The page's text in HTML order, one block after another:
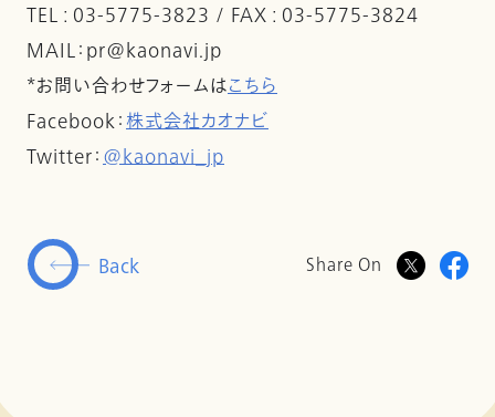
TEL : 03-5775-3823 / FAX : 03-5775-3824
MAIL：pr@kaonavi.jp
*お問い合わせフォームはこちら
Facebook： 株式会社カオナビ
Twitter： @kaonavi_jp
Back Share On